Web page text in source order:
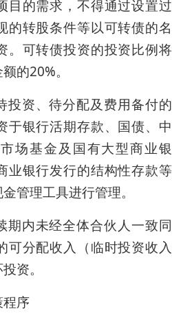
目的需求，不得通过设置过
的转股条件等以可转债的名
。可转债投资的投资比例将
的20%。
投资、待分配及费用备付的
于银行活期存款、国债、中
场基金及国有大型商业银
业银行发行的结构性存款等
管理工具进行管理。
期内未经全体合伙人一致同
可分配收入（临时投资收入
资。
程序